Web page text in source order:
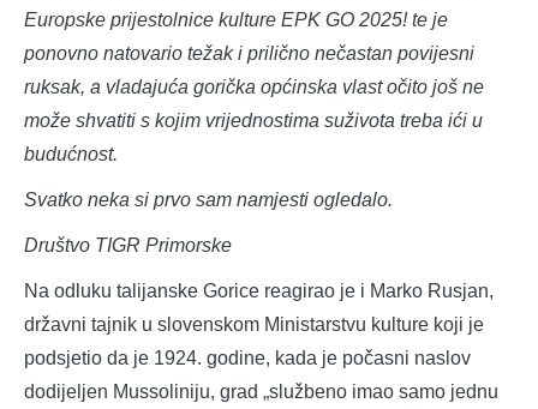
Europske prijestolnice kulture EPK GO 2025! te je
ponovno natovario težak i prilično nečastan povijesni
ruksak, a vladajuća gorička općinska vlast očito još ne
može shvatiti s kojim vrijednostima suživota treba ići u
budućnost.
Svatko neka si prvo sam namjesti ogledalo.
Društvo TIGR Primorske
Na odluku talijanske Gorice reagirao je i Marko Rusjan,
državni tajnik u slovenskom Ministarstvu kulture koji je
podsjetio da je 1924. godine, kada je počasni naslov
dodijeljen Mussoliniju, grad „službeno imao samo jednu